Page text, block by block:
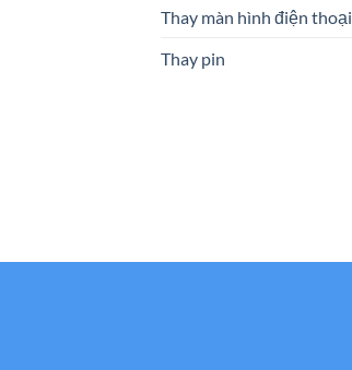
Thay màn hình điện thoại
Thay pin